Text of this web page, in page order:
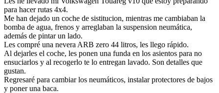
para hacer rutas 4x4.
Me han dejado un coche de sistitucion, mientras me cambiaban la
bomba de agua, frenos y arreglaban la suspension neumática,
además de pintar un lado.
Les compré una nevera ARB zero 44 litros, les llego rápido.
Al dejarles el coche, les ponen una funda en los asientos para no
ensuciarlos y al recogerlo te lo entregan lavado. Son detalles que
gustan.
Regresaré para cambiar los neumáticos, instalar protectores de bajos
y poner una baca.